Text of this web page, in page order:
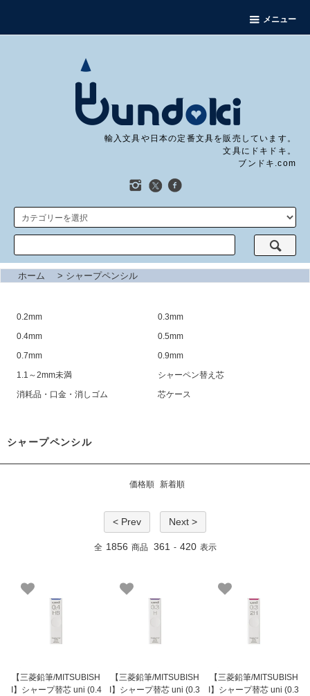
メニュー
輸入文具や日本の定番文具を販売しています。
文具にドキドキ。
ブンドキ.com
ホーム > シャープペンシル
0.2mm
0.3mm
0.4mm
0.5mm
0.7mm
0.9mm
1.1～2mm未満
シャーペン替え芯
消耗品・口金・消しゴム
芯ケース
シャープペンシル
価格順 新着順
< Prev Next >
全 1856 商品 361 - 420 表示
【三菱鉛筆/MITSUBISH
I】シャープ替芯 uni (0.4
【三菱鉛筆/MITSUBISH
I】シャープ替芯 uni (0.3
【三菱鉛筆/MITSUBISH
I】シャープ替芯 uni (0.3